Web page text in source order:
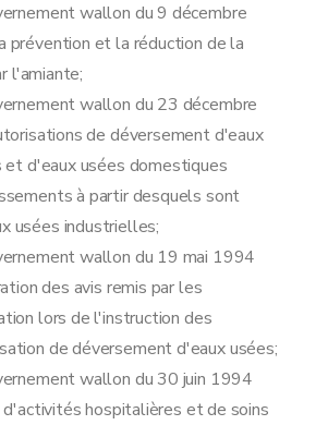
de caractérisation visée à l'article 79, §1
Désignation des fonctionnaires
première
Procédure d'octroi du permis unique
3 Déclaration
4 Transformation et extension de l'établissement
5
Sûretés
6 Obligations de l'exploitant
7 Mesures de police administrative
8 Etude de caractérisation
9 Sanctions pénales
wallon du 9 décembre
prévention et la réduction de la
l'amiante;
wallon du 23 décembre
de déversement d'eaux
d'eaux usées domestiques
à partir desquels sont
usées industrielles;
wallon du 19 mai 1994
des avis remis par les
lors de l'instruction des
de déversement d'eaux usées;
wallon du 30 juin 1994
hospitalières et de soins